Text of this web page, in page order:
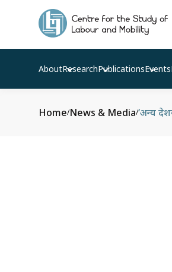
AboutResearchPublicationsEvents
Home/News & Media/‘अन्य